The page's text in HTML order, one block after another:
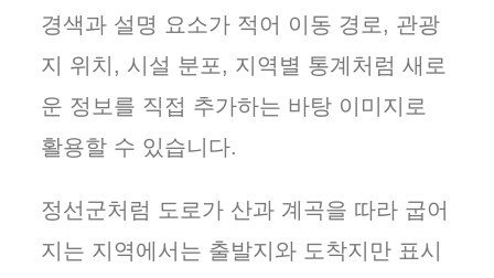
경색과 설명 요소가 적어 이동 경로, 관광
지 위치, 시설 분포, 지역별 통계처럼 새로
운 정보를 직접 추가하는 바탕 이미지로
활용할 수 있습니다.
정선군처럼 도로가 산과 계곡을 따라 굽어
지는 지역에서는 출발지와 도착지만 표시